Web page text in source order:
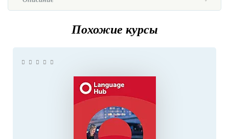
Похожие курсы